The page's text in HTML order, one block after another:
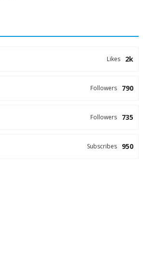
2k
Likes
790
Followers
735
Followers
950
Subscribes